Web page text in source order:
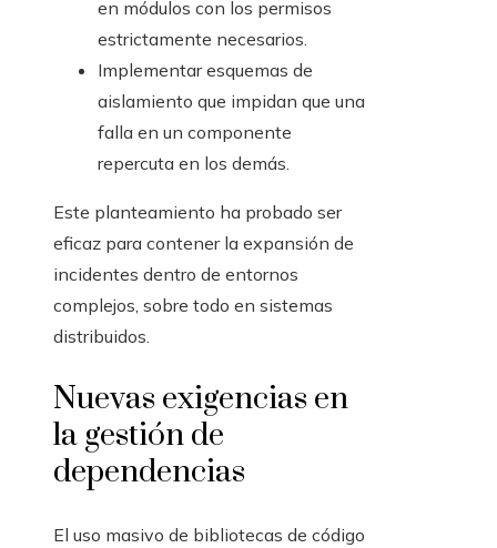
en módulos con los permisos
estrictamente necesarios.
Implementar esquemas de
aislamiento que impidan que una
falla en un componente
repercuta en los demás.
Este planteamiento ha probado ser
eficaz para contener la expansión de
incidentes dentro de entornos
complejos, sobre todo en sistemas
distribuidos.
Nuevas exigencias en
la gestión de
dependencias
El uso masivo de bibliotecas de código